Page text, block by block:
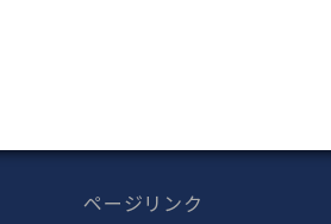
ページリンク